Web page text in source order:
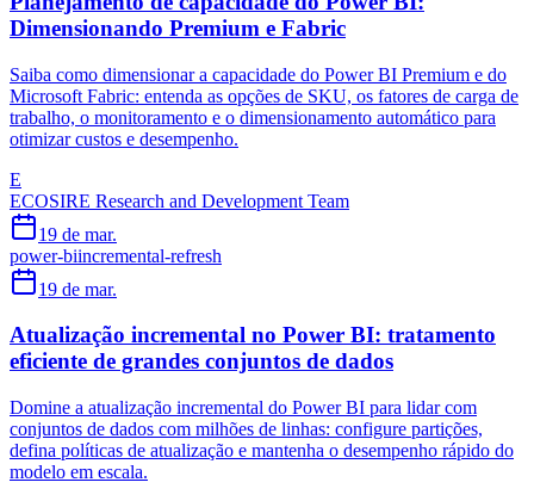
Dimensionando Premium e Fabric
Saiba como dimensionar a capacidade do Power BI Premium e do
Microsoft Fabric: entenda as opções de SKU, os fatores de carga de
trabalho, o monitoramento e o dimensionamento automático para
otimizar custos e desempenho.
E
ECOSIRE Research and Development Team
19 de mar.
power-biincremental-refresh
19 de mar.
Atualização incremental no Power BI: tratamento
eficiente de grandes conjuntos de dados
Domine a atualização incremental do Power BI para lidar com
conjuntos de dados com milhões de linhas: configure partições,
defina políticas de atualização e mantenha o desempenho rápido do
modelo em escala.